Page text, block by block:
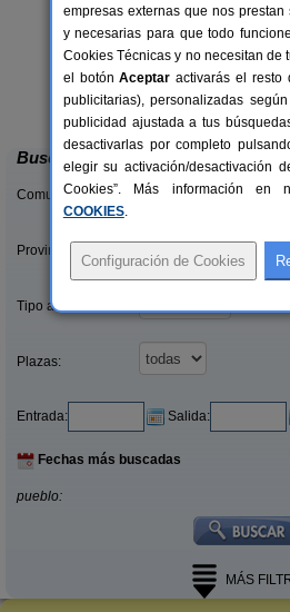
Apartamentos Rurales El
Zafra (Badajoz)
Buscar
Comunidades:
Provincias/Islas:
Tipo alquiler:
Plazas:
Entrada: Salida:
Fechas más buscadas
pueblo:
MÁS
empresas externas que nos
y necesarias para que todo
Cookies Técnicas y no necesitan de
el botónAceptar activarás el resto
publicitarias), personalizadas
publicidad ajustada a tus
desactivarlas por completo
elegir su activación/desactivación
Cookies”. Más información en
COOKIES.